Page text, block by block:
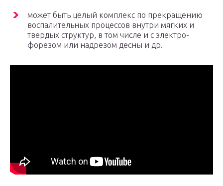
может быть целый комплекс по прекращению
воспалительных процессов внутри мягких и
твердых структур, в том числе и с электро-
форезом или надрезом десны и др.